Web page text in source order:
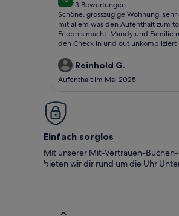
10 von 10
13 Bewertungen
(13
bewertungen)
Schöne, grosszügige Wohnung,
mit allem was den Aufenthalt zum
Erlebnis macht. Mandy und Familie
den Check in und out unkompliziert
dem Wohnzimmer in das Tal ist
dieser sorgt schon für Entspannung.
Weg in den Wald oder der
empfehlen. Wir kommen gerne
Reinhold G.
Aufenthalt im Mai 2025
Einfach sorglos
Mit unserer Mit-Vertrauen-
bieten wir dir rund um die Uhr